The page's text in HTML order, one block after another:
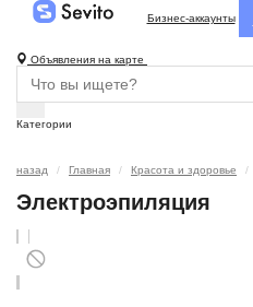
Бизнес-аккаунты
Объявления на карте
Категории
назад Главная Красота и здоровье
Электроэпиляция